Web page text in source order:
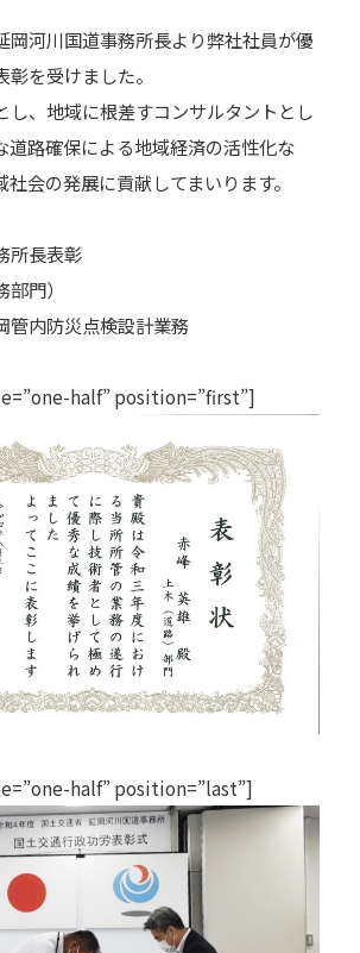
岡河川国道事務所長より弊社社員が優
を受けました。
し、地域に根差すコンサルタントとし
道路確保による地域経済の活性化な
社会の発展に貢献してまいります。
所長表彰
門）
内防災点検設計業務
half” position=”first”]
half” position=”last”]